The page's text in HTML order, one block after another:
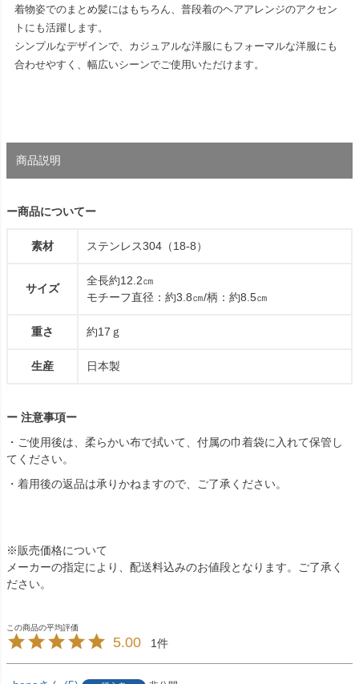
着物姿でのまとめ髪にはもちろん、普段着のヘアアレンジのアクセン
トにも活躍します。
シンプルなデザインで、カジュアルな洋服にもフォーマルな洋服にも
合わせやすく、幅広いシーンでご使用いただけます。
商品説明
ー商品についてー
素材 ステンレス304（18-8）
サイズ
全長約12.2㎝
モチーフ直径：約3.8㎝/柄：約8.5㎝
重さ 約17ｇ
生産 日本製
ー 注意事項ー
・ご使用後は、柔らかい布で拭いて、付属の巾着袋に入れて保管し
てください。
・着用後の返品は承りかねますので、ご了承ください。
※販売価格について
メーカーの指定により、配送料込みのお値段となります。ご了承く
ださい。
5.00 1